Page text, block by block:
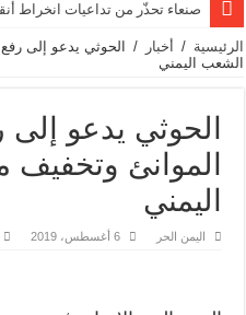
صنعاء تحذّر من تداعيات انخراط
الرئيسية / أخبار /
الحوثي يدعو إلى
الشعب اليمني
الحوثي يدعو
الموانئ وتخفيف
اليمني
اليمن الحر 6 أغسطس، 2019